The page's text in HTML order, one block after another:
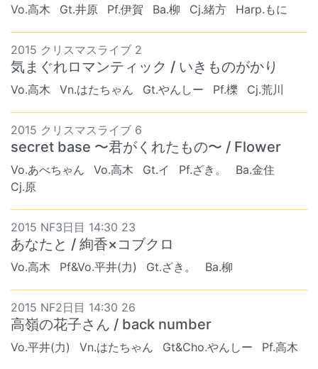
Vo.高木 Gt.井原 Pf.伊賀 Ba.柳 Cj.緒方 Harp.もに
2015 クリスマスライブ 2
気まぐれロマンティック / いきものがかり
Vo.高木 Vn.はたちゃん Gt.やんしー Pf.櫟 Cj.荒川
2015 クリスマスライブ 6
secret base 〜君がくれたもの〜 / Flower
Vo.あべちゃん Vo.高木 Gt.イ Pf.ざき。
Ba.金住
Cj.原
2015 NF3日目 14:30 23
あなたと / 絢香×コブクロ
Vo.高木 Pf&Vo.平井(力) Gt.ざき。 Ba.柳
2015 NF2日目 14:30 26
高嶺の花子さん / back number
Vo.平井(力) Vn.はたちゃん Gt&Cho.やんしー Pf.高木